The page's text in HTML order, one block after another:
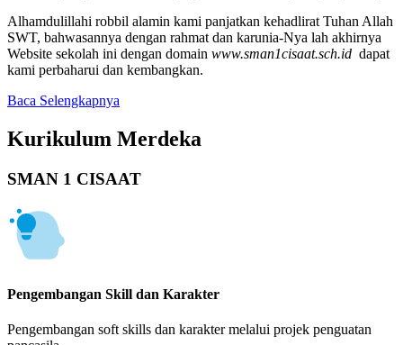
Alhamdulillahi robbil alamin kami panjatkan kehadlirat Tuhan Allah
SWT, bahwasannya dengan rahmat dan karunia-Nya lah akhirnya
Website sekolah ini dengan domain www.sman1cisaat.sch.id dapat
kami perbaharui dan kembangkan.
Baca Selengkapnya
Kurikulum Merdeka
SMAN 1 CISAAT
Pengembangan Skill dan Karakter
Pengembangan soft skills dan karakter melalui projek penguatan